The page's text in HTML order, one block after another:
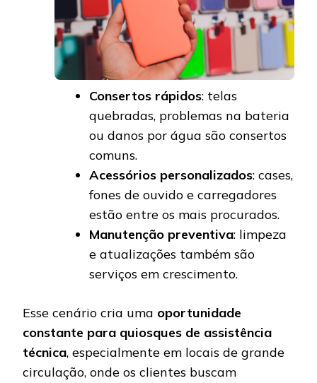
Consertos rápidos: telas
quebradas, problemas na bateria
ou danos por água são consertos
comuns.
Acessórios personalizados: cases,
fones de ouvido e carregadores
estão entre os mais procurados.
Manutenção preventiva: limpeza
e atualizações também são
serviços em crescimento.
Esse cenário cria uma oportunidade
constante para quiosques de assistência
técnica, especialmente em locais de grande
circulação, onde os clientes buscam